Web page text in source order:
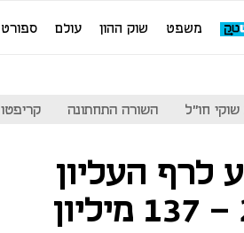
משפט שוק ההון עולם ספורט
חו"ל השורה התחתונה קריפטו
לרף העליון
של תחזיותיה ב-2013 – 137 מיליון